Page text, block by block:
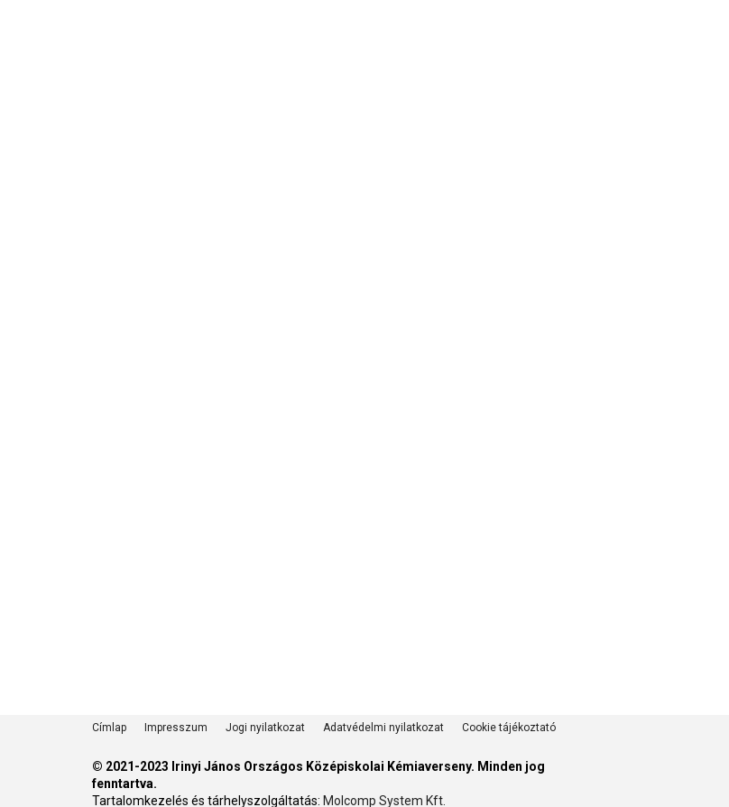
Címlap Impresszum Jogi nyilatkozat Adatvédelmi nyilatkozat Cookie tájékoztató
© 2021-2023 Irinyi János Országos Középiskolai Kémiaverseny. Minden jog
fenntartva.
Tartalomkezelés és tárhelyszolgáltatás: Molcomp System Kft.